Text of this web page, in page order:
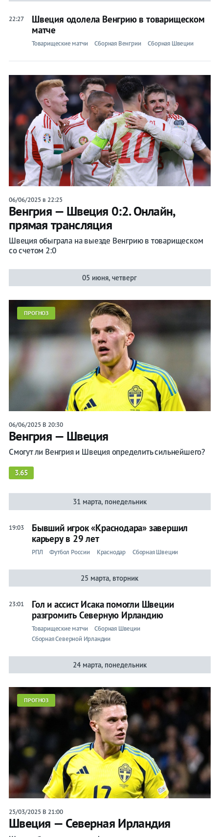
22:27
Швеция одолела Венгрию в товарищеском
матче
Товарищеские матчи Сборная Венгрии Сборная Швеции
06/06/2025 в 22:25
Венгрия — Швеция 0:2. Онлайн,
прямая трансляция
Швеция обыграла на выезде Венгрию в товарищеском
со счетом 2:0
05 июня, четверг
ПРОГНОЗ
06/06/2025 В 20:30
Венгрия — Швеция
Смогут ли Венгрия и Швеция определить сильнейшего?
3.65
31 марта, понедельник
19:03
Бывший игрок «Краснодара» завершил
карьеру в 29 лет
РПЛ Футбол России Краснодар Сборная Швеции
25 марта, вторник
23:01
Гол и ассист Исака помогли Швеции
разгромить Северную Ирландию
Товарищеские матчи
Сборная Швеции
Сборная Северной Ирландии
24 марта, понедельник
ПРОГНОЗ
25/03/2025 В 21:00
Швеция — Северная Ирландия